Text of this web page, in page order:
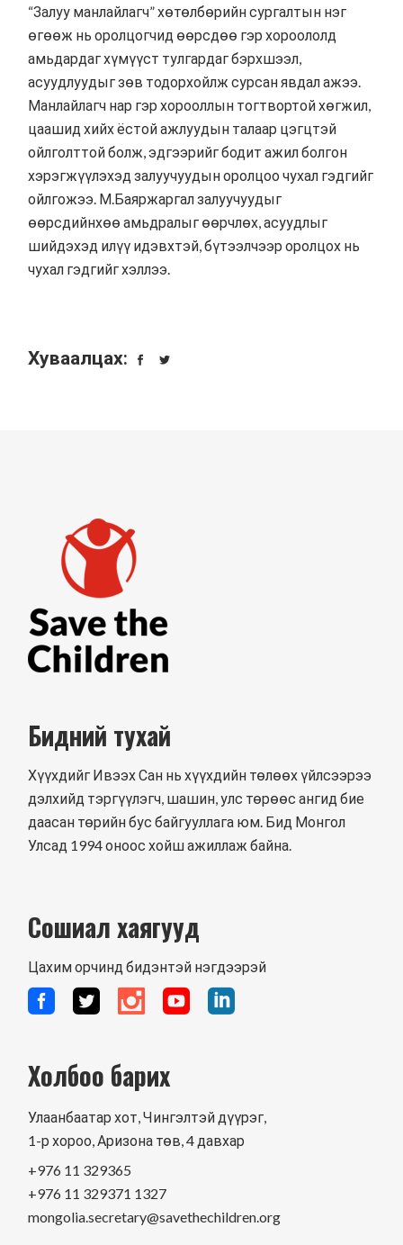
“Залуу манлайлагч” хөтөлбөрийн сургалтын нэг
өгөөж нь оролцогчид өөрсдөө гэр хороололд
амьдардаг хүмүүст тулгардаг бэрхшээл,
асуудлуудыг зөв тодорхойлж сурсан явдал ажээ.
Манлайлагч нар гэр хорооллын тогтвортой хөгжил,
цаашид хийх ёстой ажлуудын талаар цэгцтэй
ойлголттой болж, эдгээрийг бодит ажил болгон
хэрэгжүүлэхэд залуучуудын оролцоо чухал гэдгийг
ойлгожээ. М.Баяржаргал залуучуудыг
өөрсдийнхөө амьдралыг өөрчлөх, асуудлыг
шийдэхэд илүү идэвхтэй, бүтээлчээр оролцох нь
чухал гэдгийг хэллээ.
Хуваалцах:
Бидний тухай
Хүүхдийг Ивээх Сан нь хүүхдийн төлөөх үйлсээрээ
дэлхийд тэргүүлэгч, шашин, улс төрөөс ангид бие
даасан төрийн бус байгууллага юм. Бид Монгол
Улсад 1994 оноос хойш ажиллаж байна.
Сошиал хаягууд
Цахим орчинд бидэнтэй нэгдээрэй
Холбоо барих
Улаанбаатар хот, Чингэлтэй дүүрэг,
1-р хороо, Аризона төв, 4 давхар
+976 11 329365
+976 11 329371 1327
mongolia.secretary@savethechildren.org